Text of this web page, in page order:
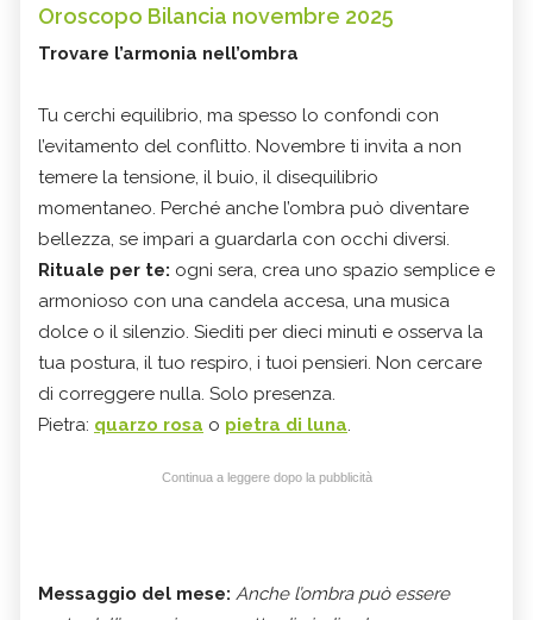
Oroscopo Bilancia novembre 2025
Trovare l’armonia nell’ombra
Tu cerchi equilibrio, ma spesso lo confondi con
l’evitamento del conflitto. Novembre ti invita a non
temere la tensione, il buio, il disequilibrio
momentaneo. Perché anche l’ombra può diventare
bellezza, se impari a guardarla con occhi diversi.
Rituale per te: ogni sera, crea uno spazio semplice e
armonioso con una candela accesa, una musica
dolce o il silenzio. Siediti per dieci minuti e osserva la
tua postura, il tuo respiro, i tuoi pensieri. Non cercare
di correggere nulla. Solo presenza.
Pietra: quarzo rosa o pietra di luna.
Continua a leggere dopo la pubblicità
Messaggio del mese: Anche l’ombra può essere